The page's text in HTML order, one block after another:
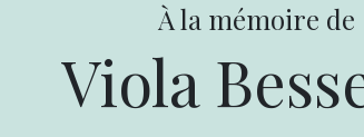
À la mémoire de
Viola